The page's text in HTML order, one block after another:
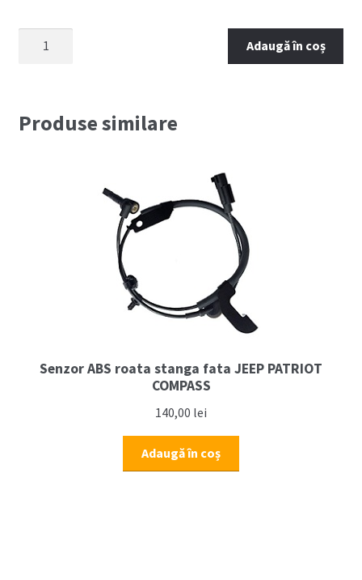
JEEP
Adaugă în coș
Produse similare
Senzor ABS roata stanga fata JEEP PATRIOT
COMPASS
140,00 lei
Adaugă în coș